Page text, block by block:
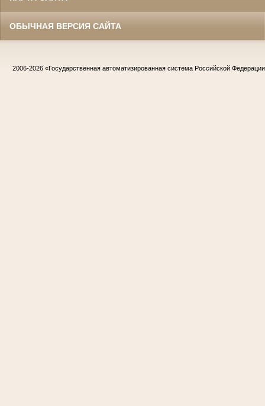
ОБЫЧНАЯ ВЕРСИЯ САЙТА
2006-2026 «Государственная автоматизированная система Российской